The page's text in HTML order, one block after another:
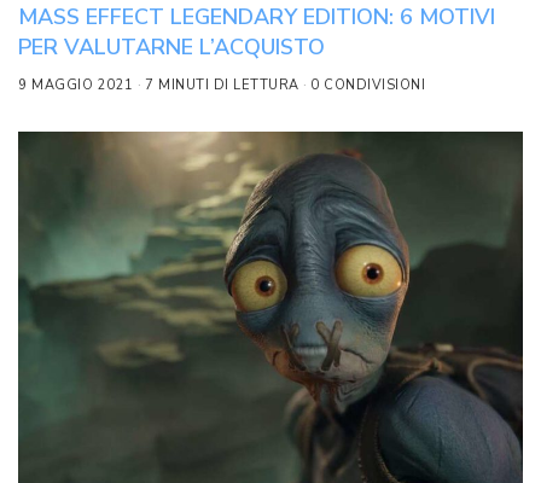
MASS EFFECT LEGENDARY EDITION: 6 MOTIVI
PER VALUTARNE L’ACQUISTO
9 MAGGIO 2021 7 MINUTI DI LETTURA 0 CONDIVISIONI